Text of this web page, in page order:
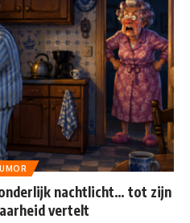
nachtlicht… tot zijn
vertelt